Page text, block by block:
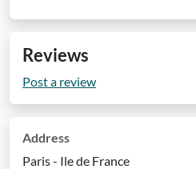
Reviews
Post a review
Address
Paris - Ile de France